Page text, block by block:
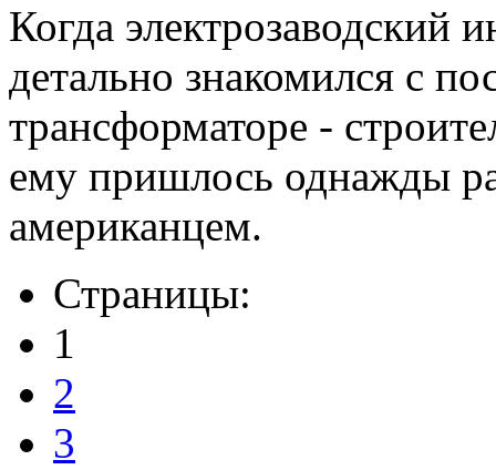
Когда
детально знакомился с
трансформаторе -
ему пришлось однажды
американцем.
Страницы:
1
2
3